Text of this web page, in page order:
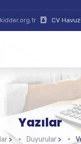
CV
Yazılar
> Duyurular >